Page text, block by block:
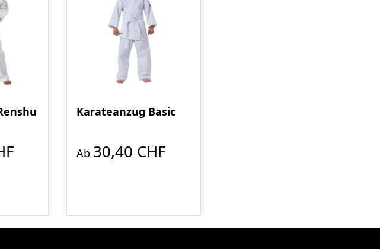
Karateanzug Basic
Ab 30,40 CHF